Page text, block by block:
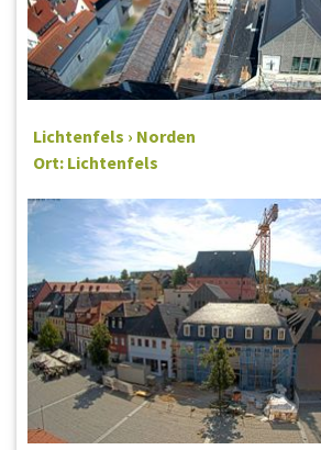
Lichtenfels › Norden
Ort: Lichtenfels